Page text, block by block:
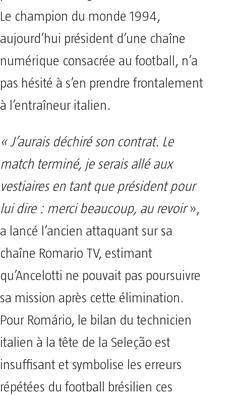
Le champion du monde 1994,
aujourd’hui président d’une chaîne
numérique consacrée au football, n’a
pas hésité à s’en prendre frontalement
à l’entraîneur italien.
« J’aurais déchiré son contrat. Le
match terminé, je serais allé aux
vestiaires en tant que président pour
lui dire : merci beaucoup, au revoir»,
a lancé l’ancien attaquant sur sa
chaîne Romario TV, estimant
qu’Ancelotti ne pouvait pas poursuivre
sa mission après cette élimination.
Pour Romário, le bilan du technicien
italien à la tête de la Seleção est
insuffisant et symbolise les erreurs
répétées du football brésilien ces